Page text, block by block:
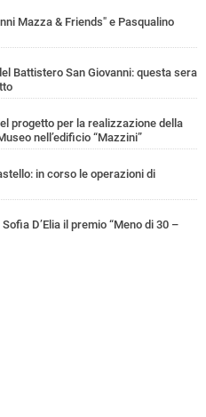
Mazza & Friends" e Pasqualino
Battistero San Giovanni: questa sera
progetto per la realizzazione della
nell’edificio “Mazzini”
in corso le operazioni di
D’Elia il premio “Meno di 30 –